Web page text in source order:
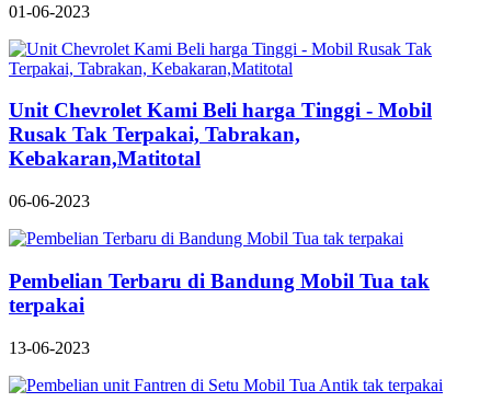
01-06-2023
Unit Chevrolet Kami Beli harga Tinggi - Mobil
Rusak Tak Terpakai, Tabrakan,
Kebakaran,Matitotal
06-06-2023
Pembelian Terbaru di Bandung Mobil Tua tak
terpakai
13-06-2023